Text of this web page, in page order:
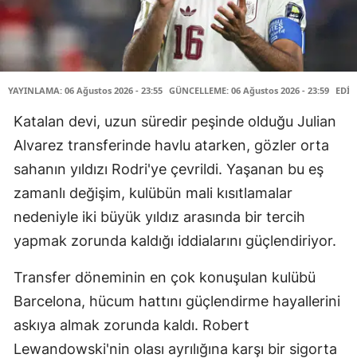
YAYINLAMA: 06 Ağustos 2026 - 23:55 GÜNCELLEME: 06 Ağustos 2026 - 23:59
Katalan devi, uzun süredir peşinde olduğu Julian
Alvarez transferinde havlu atarken, gözler orta
sahanın yıldızı Rodri'ye çevrildi. Yaşanan bu eş
zamanlı değişim, kulübün mali kısıtlamalar
nedeniyle iki büyük yıldız arasında bir tercih
yapmak zorunda kaldığı iddialarını güçlendiriyor.
Transfer döneminin en çok konuşulan kulübü
Barcelona, hücum hattını güçlendirme hayallerini
askıya almak zorunda kaldı. Robert
Lewandowski'nin olası ayrılığına karşı bir sigorta